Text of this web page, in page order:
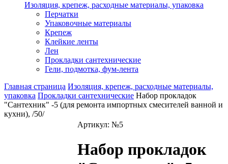
Изоляция, крепеж, расходные материалы, упаковка
Перчатки
Упаковочные материалы
Крепеж
Клейкие ленты
Лен
Прокладки сантехнические
Гели, подмотка, фум-лента
Главная страница Изоляция, крепеж, расходные материалы,
упаковка Прокладки сантехнические Набор прокладок
"Сантехник" -5 (для ремонта импортных смесителей ванной и
кухни), /50/
Артикул: №5
Набор прокладок